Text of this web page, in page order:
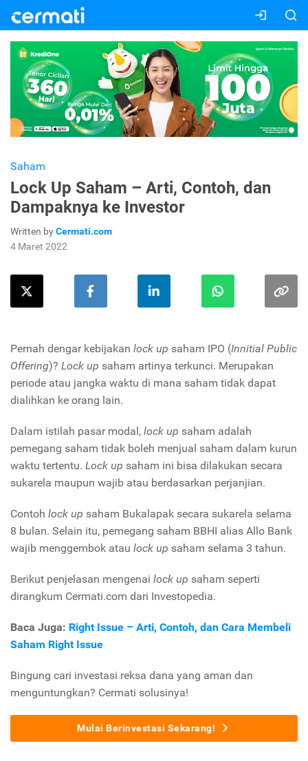
Saham
Lock Up Saham – Arti, Contoh, dan
Dampaknya ke Investor
Written byCermati.com
4 Maret 2022
Pernah dengar kebijakan lock up saham IPO (Innitial Public
Offering)? Lock up saham artinya terkunci. Merupakan
periode atau jangka waktu di mana saham tidak dapat
dialihkan ke orang lain.
Dalam istilah pasar modal, lock up saham adalah
pemegang saham tidak boleh menjual saham dalam kurun
waktu tertentu. Lock up saham ini bisa dilakukan secara
sukarela maupun wajib atau berdasarkan perjanjian.
Contoh lock up saham Bukalapak secara sukarela selama
8 bulan. Selain itu, pemegang saham BBHI alias Allo Bank
wajib menggembok atau lock up saham selama 3 tahun.
Berikut penjelasan mengenai lock up saham seperti
dirangkum Cermati.com dari Investopedia.
Baca Juga: Right Issue – Arti, Contoh, dan Cara Membeli
Saham Right Issue
Bingung cari investasi reksa dana yang aman dan
menguntungkan? Cermati solusinya!
Mulai Berinvestasi Sekarang!